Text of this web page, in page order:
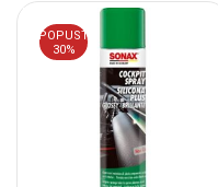
POPUST
30%